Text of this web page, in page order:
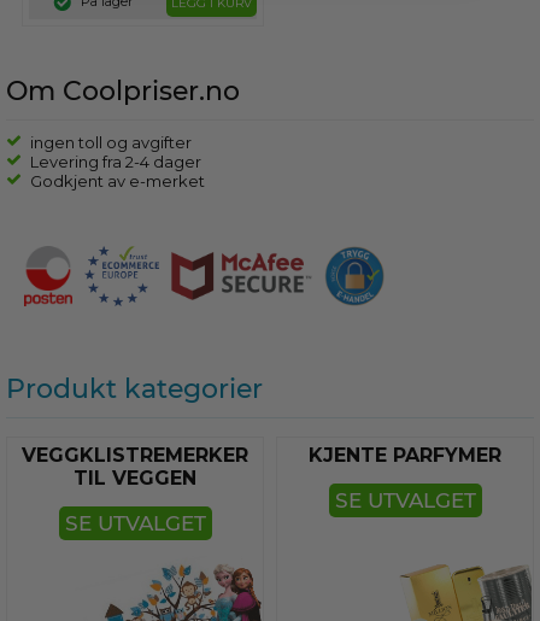
Om Coolpriser.no
ingen toll og avgifter
Levering fra 2-4 dager
Godkjent av e-merket
Produkt kategorier
VEGGKLISTREMERKER
TIL VEGGEN
SE UTVALGET
KJENTE PARFYMER
SE UTVALGET